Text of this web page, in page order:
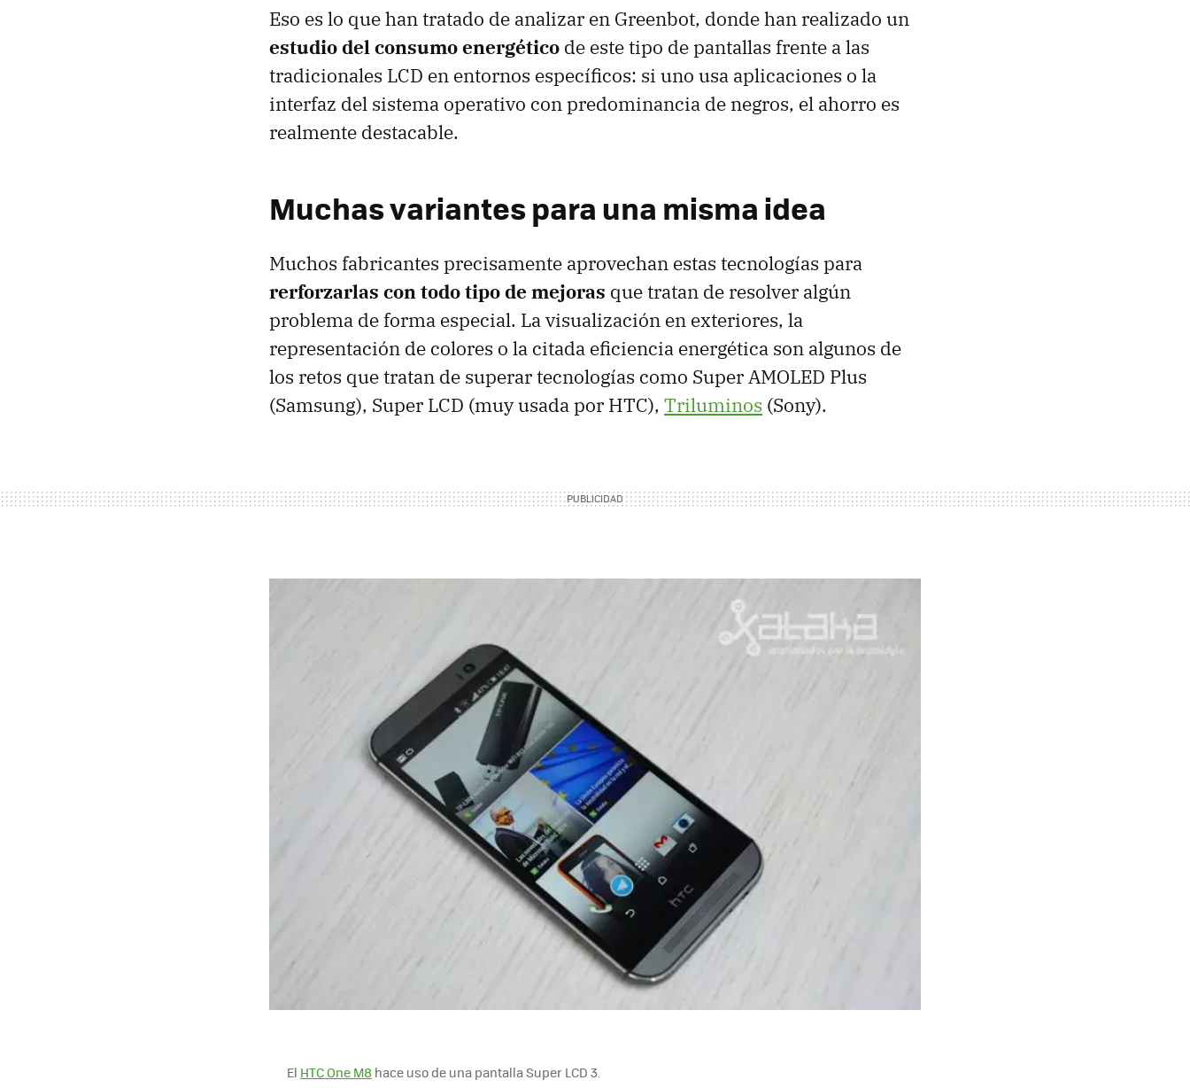
Eso es lo que han tratado de analizar en Greenbot, donde han realizado un
estudio del consumo energético de este tipo de pantallas frente a las
tradicionales LCD en entornos específicos: si uno usa aplicaciones o la
interfaz del sistema operativo con predominancia de negros, el ahorro es
realmente destacable.
Muchas variantes para una misma idea
Muchos fabricantes precisamente aprovechan estas tecnologías para
rerforzarlas con todo tipo de mejoras que tratan de resolver algún
problema de forma especial. La visualización en exteriores, la
representación de colores o la citada eficiencia energética son algunos de
los retos que tratan de superar tecnologías como Super AMOLED Plus
(Samsung), Super LCD (muy usada por HTC), Triluminos (Sony).
El HTC One M8 hace uso de una pantalla Super LCD 3.